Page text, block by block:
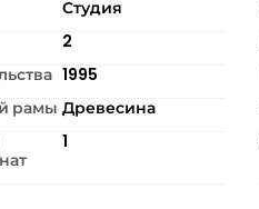
Студия
2
1995
рамы Древесина
1